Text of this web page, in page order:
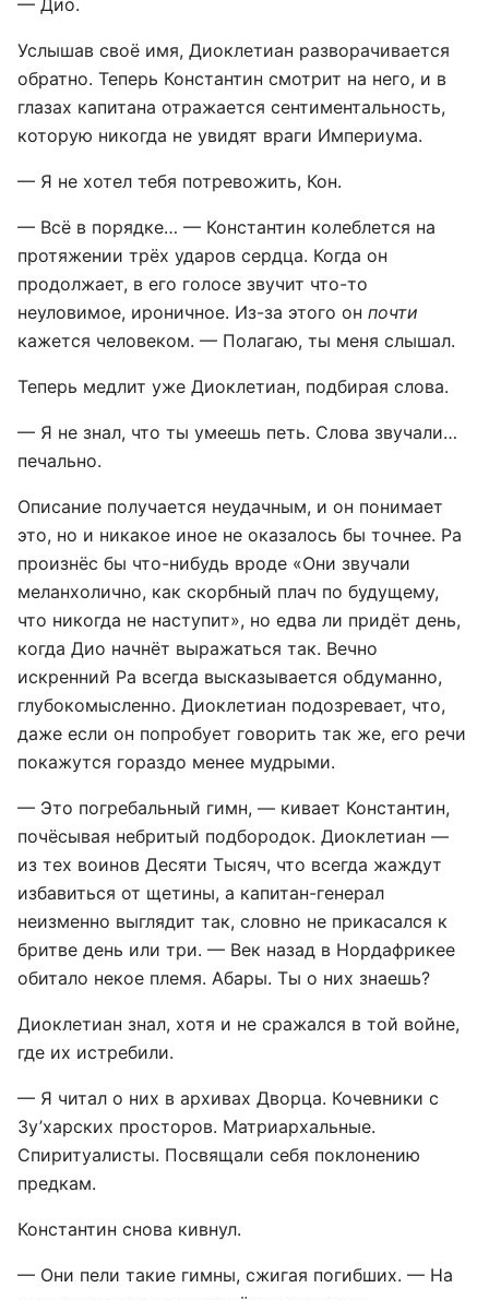
— Дио.
Услышав своё имя, Диоклетиан разворачивается
обратно. Теперь Константин смотрит на него, и в
глазах капитана отражается сентиментальность,
которую никогда не увидят враги Империума.
— Я не хотел тебя потревожить, Кон.
— Всё в порядке… — Константин колеблется на
протяжении трёх ударов сердца. Когда он
продолжает, в его голосе звучит что-то
неуловимое, ироничное. Из-за этого он почти
кажется человеком. — Полагаю, ты меня слышал.
Теперь медлит уже Диоклетиан, подбирая слова.
— Я не знал, что ты умеешь петь. Слова звучали…
печально.
Описание получается неудачным, и он понимает
это, но и никакое иное не оказалось бы точнее. Ра
произнёс бы что-нибудь вроде «Они звучали
меланхолично, как скорбный плач по будущему,
что никогда не наступит», но едва ли придёт день,
когда Дио начнёт выражаться так. Вечно
искренний Ра всегда высказывается обдуманно,
глубокомысленно. Диоклетиан подозревает, что,
даже если он попробует говорить так же, его речи
покажутся гораздо менее мудрыми.
— Это погребальный гимн, — кивает Константин,
почёсывая небритый подбородок. Диоклетиан —
из тех воинов Десяти Тысяч, что всегда жаждут
избавиться от щетины, а капитан-генерал
неизменно выглядит так, словно не прикасался к
бритве день или три. — Век назад в Нордафрикее
обитало некое племя. Абары. Ты о них знаешь?
Диоклетиан знал, хотя и не сражался в той войне,
где их истребили.
— Я читал о них в архивах Дворца. Кочевники с
Зу’харских просторов. Матриархальные.
Спиритуалисты. Посвящали себя поклонению
предкам.
Константин снова кивнул.
— Они пели такие гимны, сжигая погибших. — На